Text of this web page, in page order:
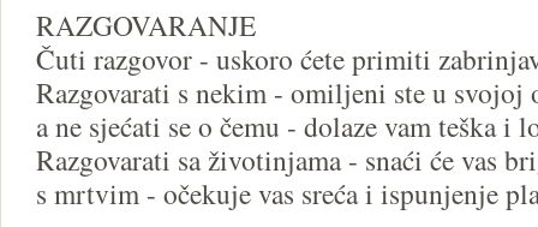
RAZGOVARANJE
Čuti razgovor - uskoro ćete primiti
Razgovarati s nekim - omiljeni ste u svojoj
a ne sjećati se o čemu - dolaze vam teška i
Razgovarati sa životinjama - snaći će vas
s mrtvim - očekuje vas sreća i ispunjenje